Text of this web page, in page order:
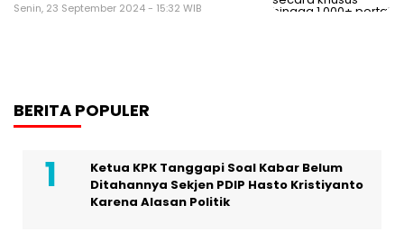
Senin, 23 September 2024 - 15:32 WIB
BERITA POPULER
Ketua KPK Tanggapi Soal Kabar Belum
Ditahannya Sekjen PDIP Hasto Kristiyanto
Karena Alasan Politik